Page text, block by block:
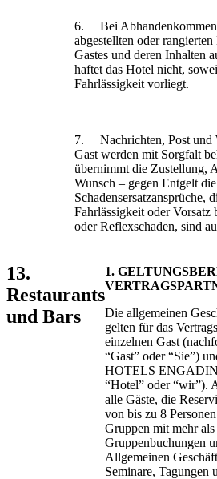
6. Bei Abhandenkommen
abgestellten oder
Gastes und deren Inhalten
haftet das Hotel nicht,
Fahrlässigkeit vorliegt.
7. Nachrichten, Post und
Gast werden mit Sorgfalt
übernimmt die Zustellung,
Wunsch – gegen Entgelt
Schadensersatzansprüche,
Fahrlässigkeit oder
oder Reflexschaden, sind
13.
Restaurants
und Bars
1.
Die allgemeinen
gelten für das
einzelnen Gast
“Gast” oder “Sie”)
HOTELS
“Hotel” oder “wir”).
alle Gäste, die
von bis zu 8
Gruppen mit mehr
Gruppenbuchungen
Allgemeinen
Seminare, Tagungen